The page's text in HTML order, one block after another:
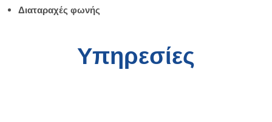
Διαταραχές φωνής
Υπηρεσίες